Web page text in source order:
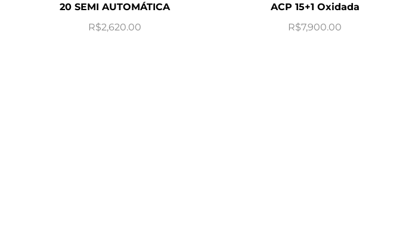
20 SEMI AUTOMÁTICA
R$2,620.00
ACP 15+1 Oxidada
R$7,900.00